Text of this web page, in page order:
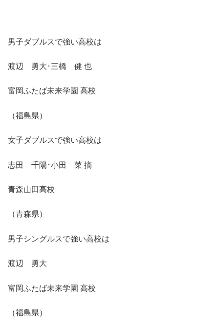
男子ダブルスで強い高校は
渡辺 勇大･三橋 健 也
富岡ふたば未来学園 高校
（福島県）
女子ダブルスで強い高校は
志田 千陽･小田 菜 摘
青森山田高校
（青森県）
男子シングルスで強い高校は
渡辺 勇大
富岡ふたば未来学園 高校
（福島県）